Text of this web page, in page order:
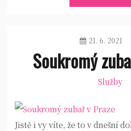
21. 6. 2021
Soukromý
Služby
Jistě i vy víte, že to v dnešní